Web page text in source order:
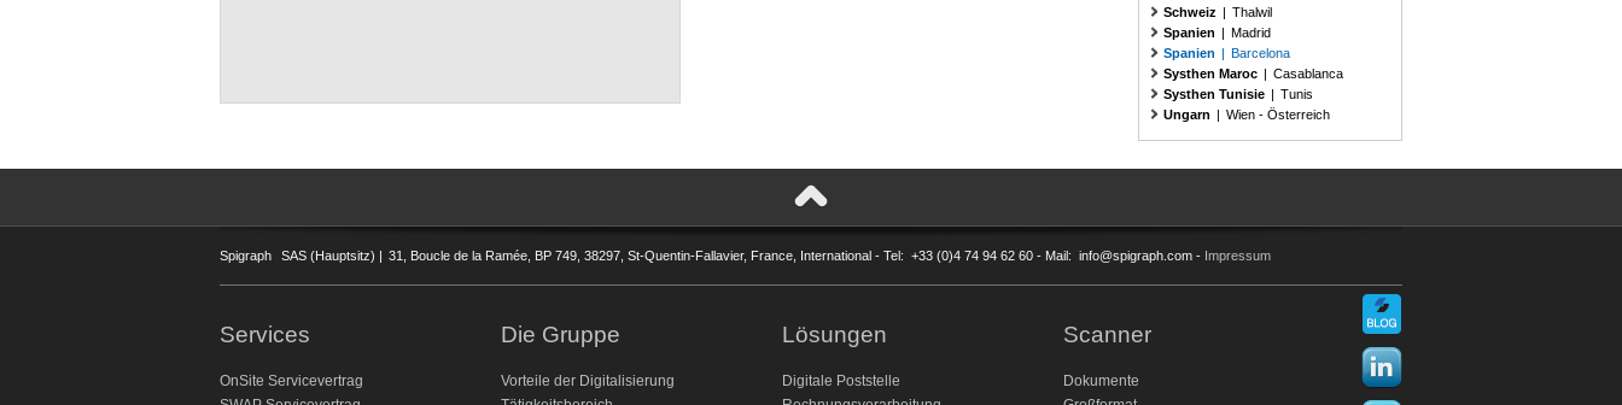
Schweiz | Thalwil
Spanien | Madrid
Spanien | Barcelona
Systhen Maroc | Casablanca
Systhen Tunisie | Tunis
Ungarn | Wien - Österreich
Spigraph SAS (Hauptsitz) | 31, Boucle de la Ramée, BP 749, 38297, St-Quentin-Fallavier, France, International - Tel: +33 (0)4 74 94 62 60 - Mail: info@spigraph.com - Impressum
Services
OnSite Servicevertrag
Die Gruppe
Vorteile der Digitalisierung
Lösungen
Digitale Poststelle
Scanner
Dokumente